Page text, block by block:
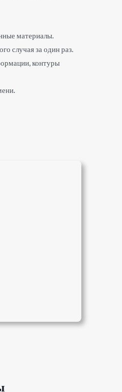
материалы.
случая за один раз.
контуры